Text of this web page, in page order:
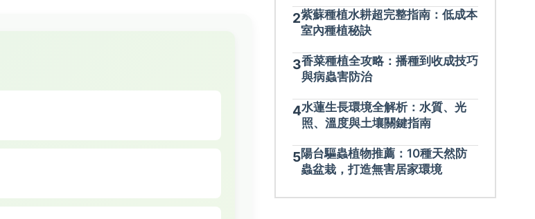
2紫蘇種植水耕超完整指南：低成本
室內種植秘訣
3香菜種植全攻略：播種到收成技巧
與病蟲害防治
4水蓮生長環境全解析：水質、光
照、溫度與土壤關鍵指南
5陽台驅蟲植物推薦：10種天然防
蟲盆栽，打造無害居家環境